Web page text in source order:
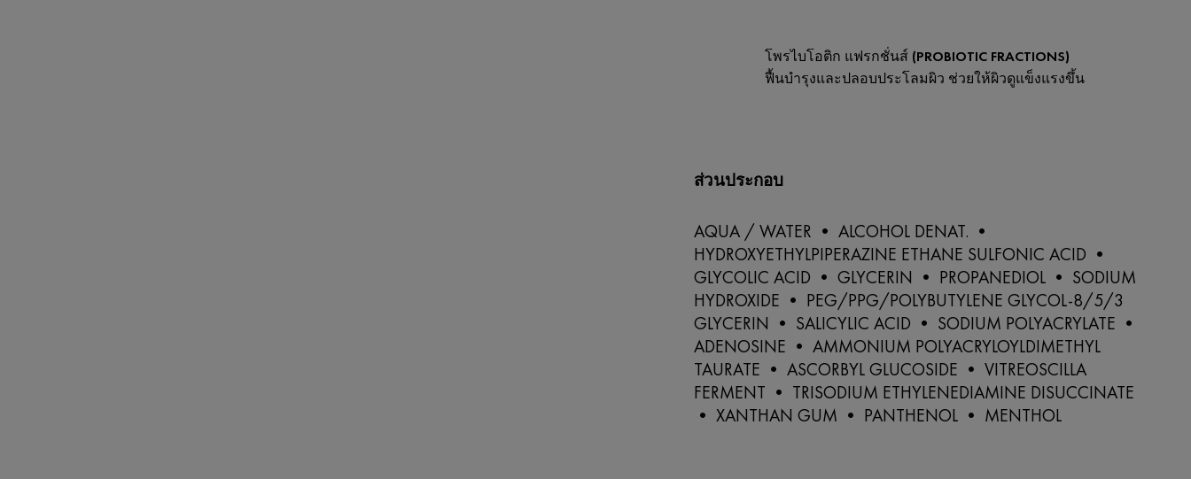
โพรไบโอติก แฟรกชั่นส์ (PROBIOTIC FRACTIONS)
ฟื้นบำรุงและปลอบประโลมผิว ช่วยให้ผิวดูแข็งแรงขึ้น
ส่วนประกอบ
AQUA / WATER • ALCOHOL DENAT. •
HYDROXYETHYLPIPERAZINE ETHANE SULFONIC ACID •
GLYCOLIC ACID • GLYCERIN • PROPANEDIOL • SODIUM
HYDROXIDE • PEG/PPG/POLYBUTYLENE GLYCOL-8/5/3
GLYCERIN • SALICYLIC ACID • SODIUM POLYACRYLATE •
ADENOSINE • AMMONIUM POLYACRYLOYLDIMETHYL
TAURATE • ASCORBYL GLUCOSIDE • VITREOSCILLA
FERMENT • TRISODIUM ETHYLENEDIAMINE DISUCCINATE
• XANTHAN GUM • PANTHENOL • MENTHOL